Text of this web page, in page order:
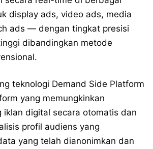
display ads, video ads, media
ads — dengan tingkat presisi
dibandingkan metode
teknologi Demand Side Platform
yang memungkinkan
iklan digital secara otomatis dan
profil audiens yang
yang telah dianonimkan dan